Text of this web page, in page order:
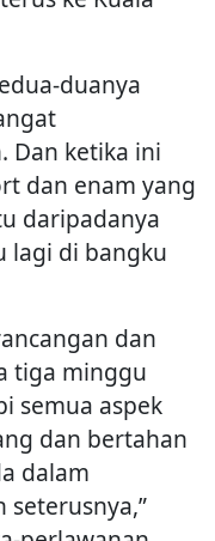
duanya
Dan ketika ini
dan enam yang
daripadanya
lagi di bangku
dan
tiga minggu
semua aspek
dan bertahan
dalam